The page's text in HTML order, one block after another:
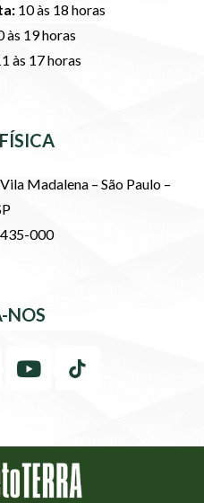
10 às 18 horas
às 19 horas
às 17 horas
Madalena – São Paulo –
000
NOS